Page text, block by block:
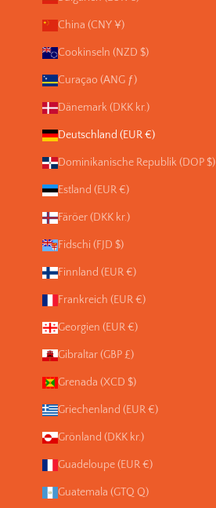
China (CNY ¥)
Cookinseln (NZD $)
Curaçao (ANG ƒ)
Dänemark (DKK kr.)
Deutschland (EUR €)
Dominikanische Republik (DOP $)
Estland (EUR €)
Färöer (DKK kr.)
Fidschi (FJD $)
Finnland (EUR €)
Frankreich (EUR €)
Georgien (EUR €)
Gibraltar (GBP £)
Grenada (XCD $)
Griechenland (EUR €)
Grönland (DKK kr.)
Guadeloupe (EUR €)
Guatemala (GTQ Q)